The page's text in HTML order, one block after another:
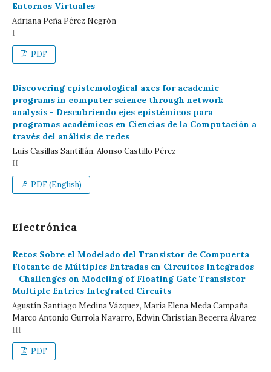
Entornos Virtuales
Adriana Peña Pérez Negrón
I
PDF
Discovering epistemological axes for academic
programs in computer science through network
analysis - Descubriendo ejes epistémicos para
programas académicos en Ciencias de la Computación a
través del análisis de redes
Luis Casillas Santillán, Alonso Castillo Pérez
II
PDF (English)
Electrónica
Retos Sobre el Modelado del Transistor de Compuerta
Flotante de Múltiples Entradas en Circuitos Integrados
- Challenges on Modeling of Floating Gate Transistor
Multiple Entries Integrated Circuits
Agustín Santiago Medina Vázquez, María Elena Meda Campaña,
Marco Antonio Gurrola Navarro, Edwin Christian Becerra Álvarez
III
PDF